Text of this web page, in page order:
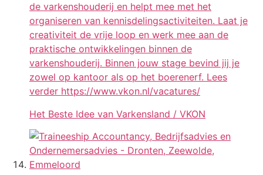
de varkenshouderij en helpt mee met het
organiseren van kennisdelingsactiviteiten. Laat je
creativiteit de vrije loop en werk mee aan de
praktische ontwikkelingen binnen de
varkenshouderij. Binnen jouw stage bevind jij je
zowel op kantoor als op het boerenerf. Lees
verder https://www.vkon.nl/vacatures/
Het Beste Idee van Varkensland / VKON